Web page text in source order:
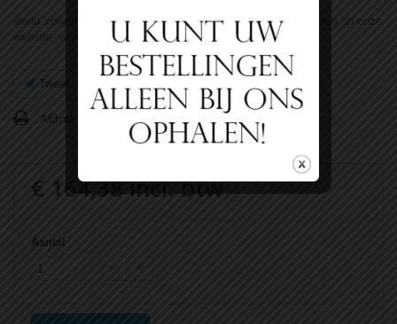
werkt volgens ons koop ruil systeem. Kijk voor de voorwaarden op onze
website: www.lasengas.nl
Tweet
Afdrukken
€ 164,38incl. btw
Aantal